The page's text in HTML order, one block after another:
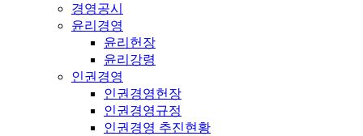
경영공시
윤리경영
윤리헌장
윤리강령
인권경영
인권경영헌장
인권경영규정
인권경영 추진현황